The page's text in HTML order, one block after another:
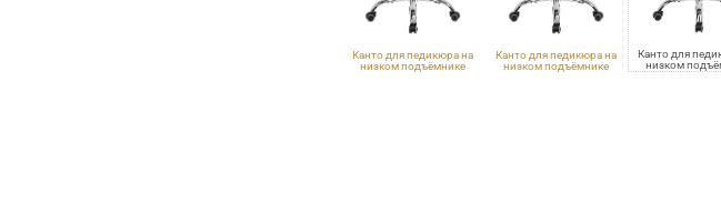
Канто для педикюра на
низком подъёмнике
Канто для педикюра на
низком подъёмнике
Канто для
низком